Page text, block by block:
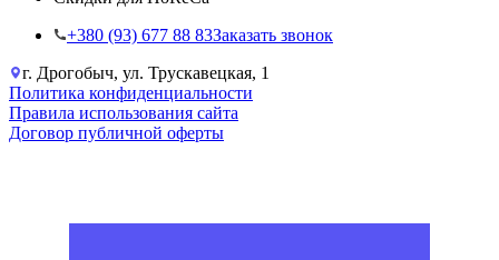
+38‎0 (93) 677 88 83Заказать звонок
г. Дрогобыч, ул. Трускавецкая, 1
Политика конфиденциальности
Правила использования сайта
Договор публичной оферты